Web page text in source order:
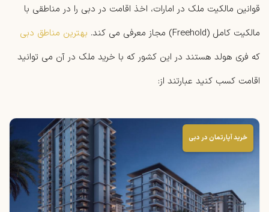
قوانین مالکیت ملک در امارات، اخذ اقامت در دبی را در مناطقی با
مالکیت کامل (Freehold) مجاز معرفی می کند.
بهترین مناطق دبی
که فری هولد هستند در این کشور که با خرید ملک در آن می توانید
اقامت کسب کنید عبارتند از:
خرید آپارتمان در دبی